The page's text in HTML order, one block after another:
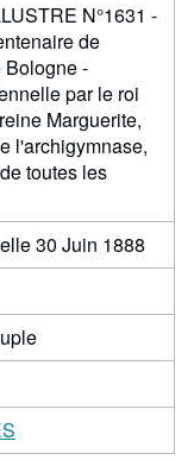
N°1631 -
de
Bologne -
par le roi
Marguerite,
l'archigymnase,
toutes les
30 Juin 1888